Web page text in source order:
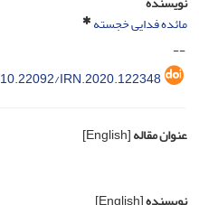
مائده فدایی خجسته
--
10.22092/IRN.2020.122348
عنوان مقاله[English]